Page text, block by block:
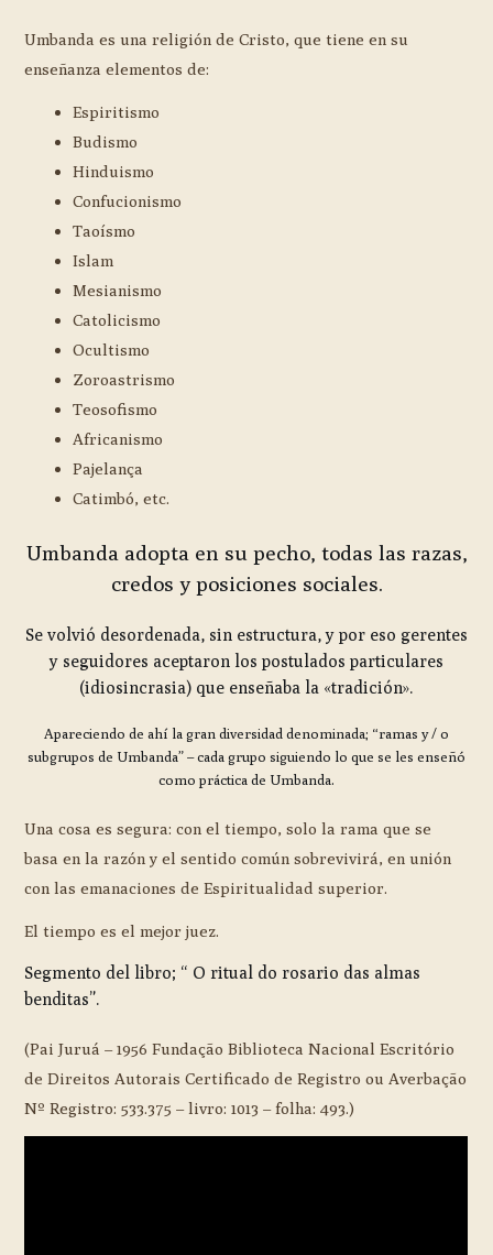
Umbanda es una religión de Cristo, que tiene en su
enseñanza elementos de:
Espiritismo
Budismo
Hinduismo
Confucionismo
Taoísmo
Islam
Mesianismo
Catolicismo
Ocultismo
Zoroastrismo
Teosofismo
Africanismo
Pajelança
Catimbó, etc.
Umbanda adopta en su pecho, todas las razas,
credos y posiciones sociales.
Se volvió desordenada, sin estructura, y por eso gerentes
y seguidores aceptaron los postulados particulares
(idiosincrasia) que enseñaba la «tradición».
Apareciendo de ahí la gran diversidad denominada; “ramas y / o
subgrupos de Umbanda” – cada grupo siguiendo lo que se les enseñó
como práctica de Umbanda.
Una cosa es segura: con el tiempo, solo la rama que se
basa en la razón y el sentido común sobrevivirá, en unión
con las emanaciones de Espiritualidad superior.
El tiempo es el mejor juez.
Segmento del libro; “ O ritual do rosario das almas
benditas”.
(Pai Juruá – 1956 Fundação Biblioteca Nacional Escritório
de Direitos Autorais Certificado de Registro ou Averbação
Nº Registro: 533.375 – livro: 1013 – folha: 493.)